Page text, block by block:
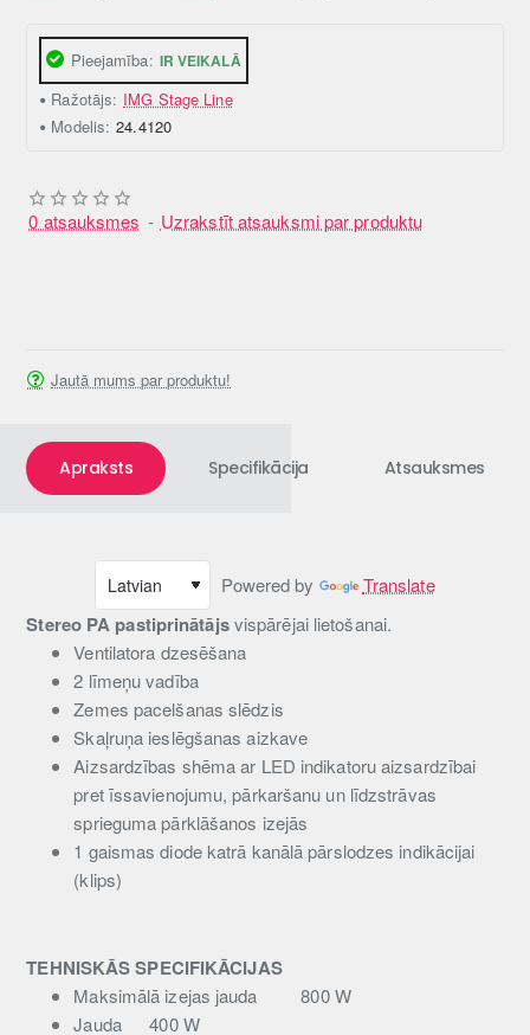
Pieejamība: IR VEIKALĀ
Ražotājs: IMG Stage Line
Modelis: 24.4120
0 atsauksmes - Uzrakstīt atsauksmi par produktu
Jautā mums par produktu!
Apraksts Specifikācija Atsauksmes
Powered by Translate
Stereo PA pastiprinātājsvispārējai lietošanai.
Ventilatora dzesēšana
2 līmeņu vadība
Zemes pacelšanas slēdzis
Skaļruņa ieslēgšanas aizkave
Aizsardzības shēma ar LED indikatoru aizsardzībai
pret īssavienojumu, pārkaršanu un līdzstrāvas
sprieguma pārklāšanos izejās
1 gaismas diode katrā kanālā pārslodzes indikācijai
(klips)
TEHNISKĀS SPECIFIKĀCIJAS
Maksimālā izejas jauda
800 W
Jauda
400 W